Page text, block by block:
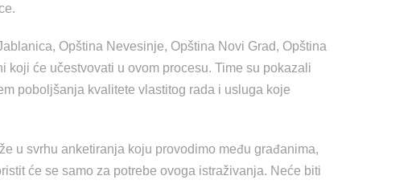
Opština Nevesinje, Opština Novi Grad, Opština
će učestvovati u ovom procesu. Time su pokazali
poboljšanja kvalitete vlastitog rada i usluga koje
u svrhu anketiranja koju provodimo među građanima,
će se samo za potrebe ovoga istraživanja. Neće biti